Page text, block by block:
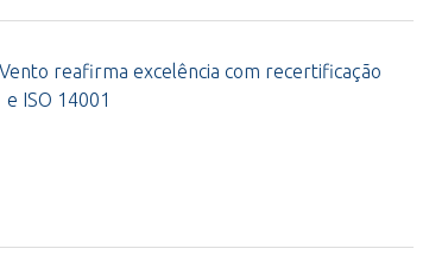
reafirma excelência com recertificação
ISO 14001